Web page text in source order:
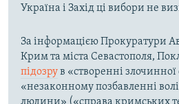
Україна і Захід ці вибори не
За інформацією Прокуратури
Крим та міста Севастополя,
підозрув «створенні злочинної
«незаконному позбавленні